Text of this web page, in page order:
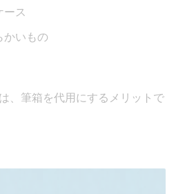
ース
かいもの
、筆箱を代用にするメリットで